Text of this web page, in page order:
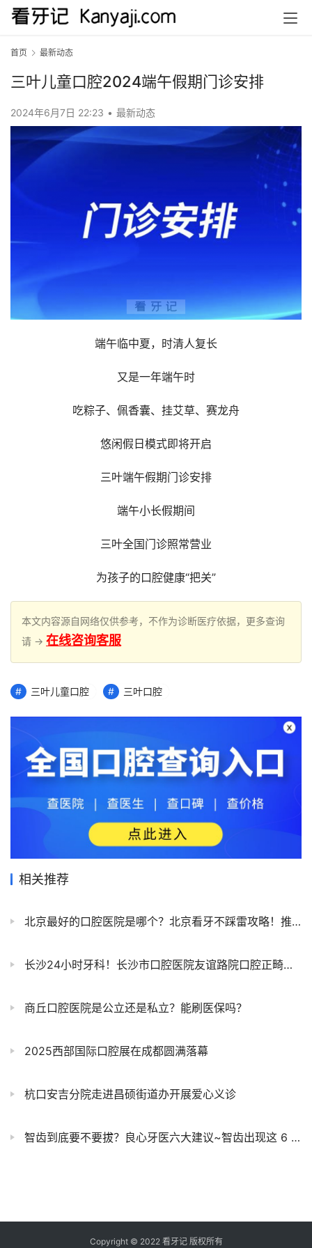
首页 最新动态
三叶儿童口腔2024端午假期门诊安排
2024年6月7日 22:23 • 最新动态
端午临中夏，时清人复长
又是一年端午时
吃粽子、佩香囊、挂艾草、赛龙舟
悠闲假日模式即将开启
三叶端午假期门诊安排
端午小长假期间
三叶全国门诊照常营业
为孩子的口腔健康“把关”
本文内容源自网络仅供参考，不作为诊断医疗依据，更多查询
请 → 在线咨询客服
三叶儿童口腔 三叶口腔
相关推荐
北京最好的口腔医院是哪个？北京看牙不踩雷攻略！推荐北京10家靠谱口医院+医保报销全攻略
长沙24小时牙科！长沙市口腔医院友谊路院口腔正畸科错峰诊疗解民忧
商丘口腔医院是公立还是私立？能刷医保吗？
2025西部国际口腔展在成都圆满落幕
杭口安吉分院走进昌硕街道办开展爱心义诊
智齿到底要不要拔？良心牙医六大建议~智齿出现这 6 种情况，疼不疼都得拔！
Copyright © 2022 看牙记 版权所有